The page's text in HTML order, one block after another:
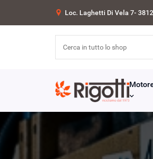
Loc. Laghetti Di Vela 7-